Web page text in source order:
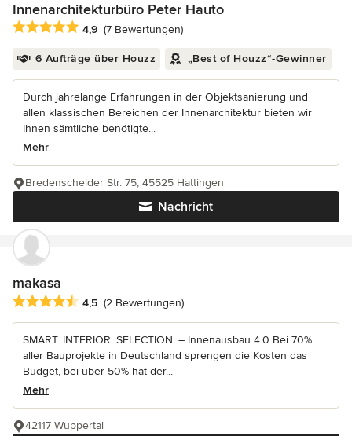
Innenarchitekturbüro Peter Hauto
Durchschnittliche Bewertung: 4.9 von 5 Sternen
4,9 (7 Bewertungen)
6 Aufträge über Houzz „Best of Houzz“-Gewinner
Durch jahrelange Erfahrungen in der Objektsanierung und
allen klassischen Bereichen der Innenarchitektur bieten wir
Ihnen sämtliche benötigte...
Mehr
Nachricht
Bredenscheider Str. 75, 45525 Hattingen
makasa
Durchschnittliche Bewertung: 4.5 von 5 Sternen
4,5 (2 Bewertungen)
SMART. INTERIOR. SELECTION. – Innenausbau 4.0 Bei 70%
aller Bauprojekte in Deutschland sprengen die Kosten das
Budget, bei über 50% hat der...
Mehr
42117 Wuppertal